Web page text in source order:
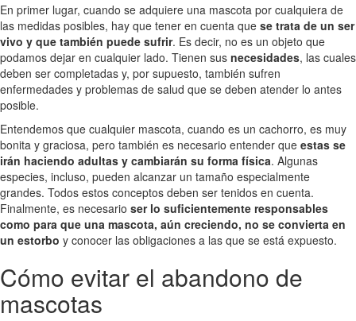
En primer lugar, cuando se adquiere una mascota por cualquiera de
las medidas posibles, hay que tener en cuenta que se trata de un ser
vivo y que también puede sufrir. Es decir, no es un objeto que
podamos dejar en cualquier lado. Tienen sus necesidades, las cuales
deben ser completadas y, por supuesto, también sufren
enfermedades y problemas de salud que se deben atender lo antes
posible.
Entendemos que cualquier mascota, cuando es un cachorro, es muy
bonita y graciosa, pero también es necesario entender que estas se
irán haciendo adultas y cambiarán su forma física. Algunas
especies, incluso, pueden alcanzar un tamaño especialmente
grandes. Todos estos conceptos deben ser tenidos en cuenta.
Finalmente, es necesario ser lo suficientemente responsables
como para que una mascota, aún creciendo, no se convierta en
un estorbo y conocer las obligaciones a las que se está expuesto.
Cómo evitar el abandono de
mascotas